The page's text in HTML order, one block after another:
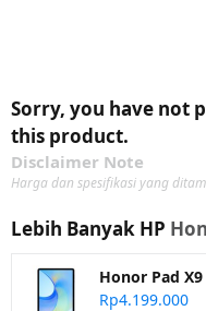
Sorry, you have not
this product.
Disclaimer Note
Harga dan spesifikasi yang
Lebih Banyak HP
Honor Pad X9
Rp4.199.000